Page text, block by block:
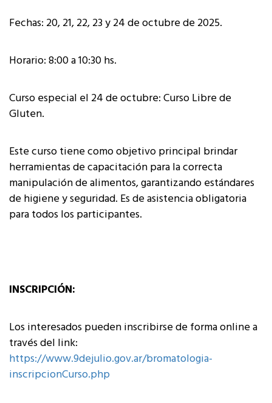
Fechas: 20, 21, 22, 23 y 24 de octubre de 2025.
Horario: 8:00 a 10:30 hs.
Curso especial el 24 de octubre: Curso Libre de
Gluten.
Este curso tiene como objetivo principal brindar
herramientas de capacitación para la correcta
manipulación de alimentos, garantizando estándares
de higiene y seguridad. Es de asistencia obligatoria
para todos los participantes.
INSCRIPCIÓN:
Los interesados pueden inscribirse de forma online a
través del link:
https://www.9dejulio.gov.ar/bromatologia-
inscripcionCurso.php